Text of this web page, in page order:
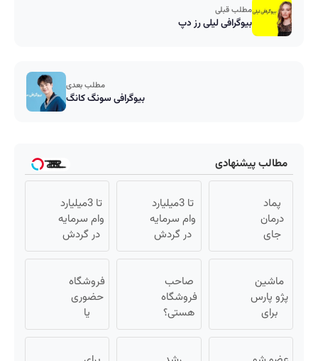
مطلب قبلی
بیوگرافی لیلی رز دپ
مطلب بعدی
بیوگرافی سونگ کانگ
مطالب پیشنهادی
پماد
درمان
جای
زخم در
یزد
تولید
شد!
(مشاوره
تا 3میلیارد
وام سرمایه
در گردش
فروشندگان
فروشگاهت
رو ثبت کن
تا 3میلیارد
وام سرمایه
در گردش
فروشندگان
فروشگاهت
رو ثبت کن
ماشین
پژو پارس
برای
فروش
صاحب
فروشگاه
هستی؟
وام تا ۳
فروشگاه
حضوری
یا
اینترنتی